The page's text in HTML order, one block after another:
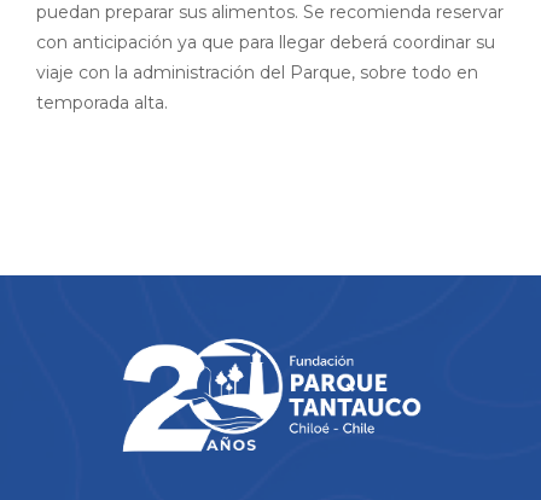
puedan preparar sus alimentos. Se recomienda reservar
con anticipación ya que para llegar deberá coordinar su
viaje con la administración del Parque, sobre todo en
temporada alta.